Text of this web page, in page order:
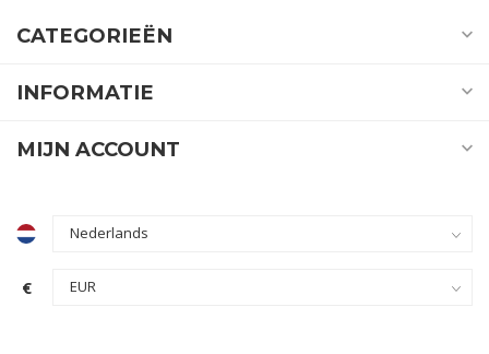
CATEGORIEËN
INFORMATIE
MIJN ACCOUNT
€